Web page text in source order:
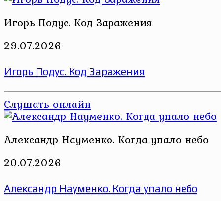
Игорь Подус. Код Заражения
29.07.2026
Игорь Подус. Код Заражения
Слушать онлайн
Александр Науменко. Когда упало небо
20.07.2026
Александр Науменко. Когда упало небо